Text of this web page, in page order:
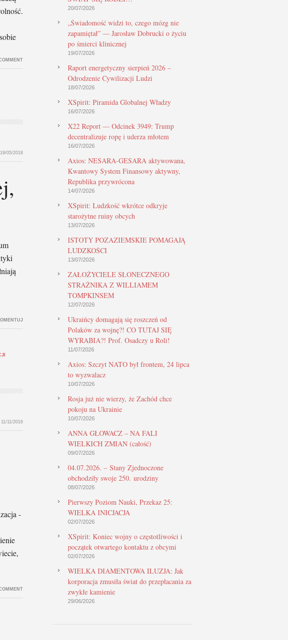
19/05/2018
11/11/2016
-
20/07/2026
„Świadomość widzi to, czego mózg nie
zapamiętał” — Jarosław Dobrucki o życiu
po śmierci klinicznej
19/07/2026
Raport energetyczny sierpień 2026 –
Odrodzenie Cywilizacji Ludzi
18/07/2026
XSpirit: Piramida Globalnej Władzy
16/07/2026
X22 Report — Odcinek 3949: Trump
decentralizuje ropę i uderza młotem
16/07/2026
Axios: NESARA-GESARA aktywowana,
Kwantowy System Finansowy aktywny,
Republika przywrócona
14/07/2026
XSpirit: Ludzkość wkrótce odkryje
starożytne ruiny obcych
13/07/2026
ISTOTY POZAZIEMSKIE POMAGAJĄ
LUDZKOŚCI
13/07/2026
ZAŁOŻYCIELE SŁONECZNEGO
STRAŻNIKA Z WILLIAMEM
TOMPKINSEM
12/07/2026
Ukraińcy domagają się roszczeń od
Polaków za wojnę?! CO TUTAJ SIĘ
WYRABIA?! Prof. Osadczy u Roli!
11/07/2026
Axios: Szczyt NATO był frontem, 24 lipca
to wyzwalacz
10/07/2026
Rosja już nie wierzy, że Zachód chce
pokoju na Ukrainie
10/07/2026
ANNA GŁOWACZ – NA FALI
WIELKICH ZMIAN (całość)
09/07/2026
04.07.2026. – Stany Zjednoczone
obchodziły swoje 250. urodziny
08/07/2026
Pierwszy Poziom Nauki, Przekaz 25:
WIELKA INICJACJA
02/07/2026
XSpirit: Koniec wojny o częstotliwości i
początek otwartego kontaktu z obcymi
02/07/2026
WIELKA DIAMENTOWA ILUZJA: Jak
korporacja zmusiła świat do przepłacania za
zwykłe kamienie
29/06/2026